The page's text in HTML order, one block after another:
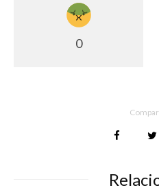
0